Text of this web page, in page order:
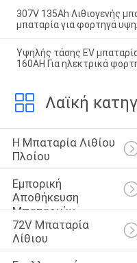
307V 135Ah Λιθιογενής
μπαταρία για φορτηγά
Υψηλής τάσης EV
160AH Για ηλεκτρικά
Λαϊκή
Η Μπαταρία Λιθίου
Πλοίου
Εμπορική
Αποθήκευση
Μπαταριών
72V Μπαταρία
Λίθιου